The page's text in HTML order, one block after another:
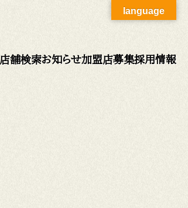
店舗検索お知らせ加盟店募集採用情報
language